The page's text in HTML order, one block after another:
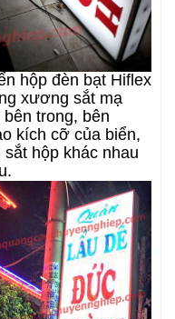
hộp đèn bạt Hiflex
xương sắt mạ
trong, bên
kích cỡ của biển,
hộp khác nhau